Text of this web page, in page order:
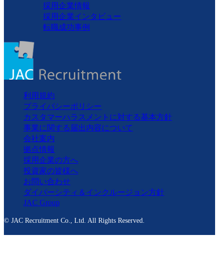
採用企業情報
採用企業インタビュー
転職成功事例
利用規約
プライバシーポリシー
カスタマーハラスメントに対する基本方針
事業に関する届出内容について
会社案内
拠点情報
採用企業の方へ
投資家の皆様へ
お問い合わせ
ダイバーシティ＆インクルージョン方針
JAC Group
© JAC Recruitment Co., Ltd. All Rights Reserved.